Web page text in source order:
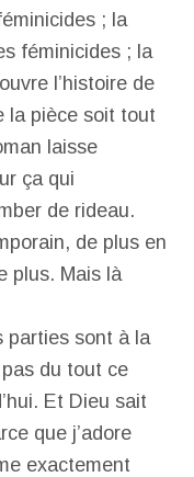
; la
féminicides ; la
l’histoire de
la pièce soit tout
laisse
ça qui
de rideau.
de plus en
plus. Mais là
parties sont à la
du tout ce
Et Dieu sait
que j’adore
exactement